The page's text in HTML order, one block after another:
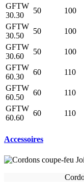
GFTW
30.30
50 100
GFTW
30.50
50 100
GFTW
30.60
50 100
GFTW
60.30
60 110
GFTW
60.50
60 110
GFTW
60.60
60 110
Accessoires